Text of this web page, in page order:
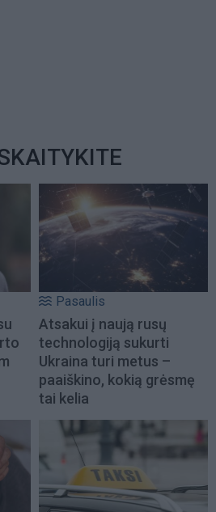
Pasaulis
Atsakui į naują rusų
technologiją sukurti
Ukraina turi metus –
paaiškino, kokią grėsmę
tai kelia